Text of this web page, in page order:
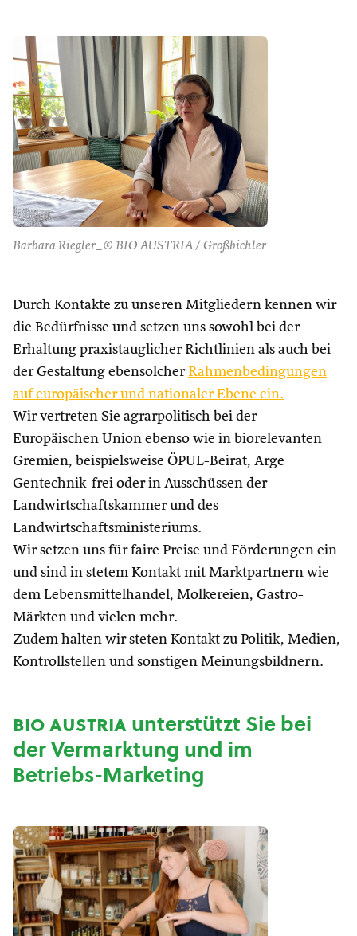
Barbara Riegler_© BIO AUSTRIA / Großbichler
Durch Kontakte zu unseren Mitgliedern kennen wir
die Bedürfnisse und setzen uns sowohl bei der
Erhaltung praxistauglicher Richtlinien als auch bei
der Gestaltung ebensolcher Rahmenbedingungen
auf europäischer und nationaler Ebene ein.
Wir vertreten Sie agrarpolitisch bei der
Europäischen Union ebenso wie in biorelevanten
Gremien, beispielsweise ÖPUL-Beirat, Arge
Gentechnik-frei oder in Ausschüssen der
Landwirtschaftskammer und des
Landwirtschaftsministeriums.
Wir setzen uns für faire Preise und Förderungen ein
und sind in stetem Kontakt mit Marktpartnern wie
dem Lebensmittelhandel, Molkereien, Gastro-
Märkten und vielen mehr.
Zudem halten wir steten Kontakt zu Politik, Medien,
Kontrollstellen und sonstigen Meinungsbildnern.
bio austriaunterstützt Sie bei
der Vermarktung und im
Betriebs-Marketing